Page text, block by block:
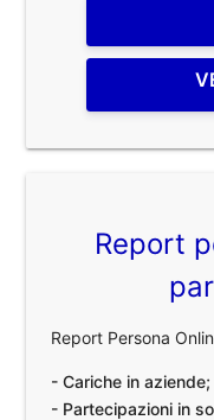
Report
Report Persona
- Cariche in aziende;
- Partecipazioni in